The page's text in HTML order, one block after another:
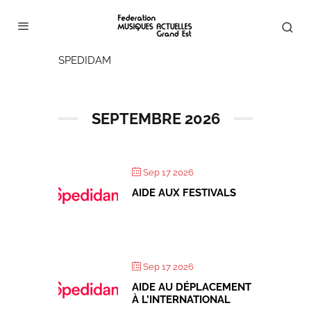
SPEDIDAM
SEPTEMBRE 2026
Sep 17 2026
AIDE AUX FESTIVALS
Sep 17 2026
AIDE AU DÉPLACEMENT
À L’INTERNATIONAL